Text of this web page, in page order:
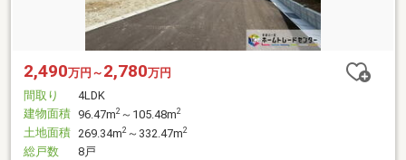
2,490万円～ 2,780万円
間取り
4LDK
建物面積 96.47m2 ～105.48m2
土地面積 269.34m2 ～332.47m2
総戸数
8戸